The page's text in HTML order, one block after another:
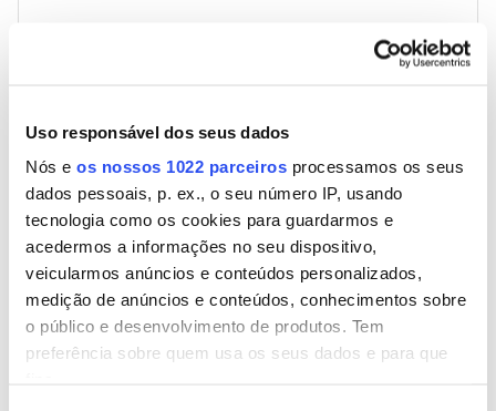
Uso responsável dos seus dados
Nós e os nossos 1022 parceiros processamos os seus
dados pessoais, p. ex., o seu número IP, usando
tecnologia como os cookies para guardarmos e
acedermos a informações no seu dispositivo,
veicularmos anúncios e conteúdos personalizados,
medição de anúncios e conteúdos, conhecimentos sobre
o público e desenvolvimento de produtos. Tem
preferência sobre quem usa os seus dados e para que
Nome
Email
Site